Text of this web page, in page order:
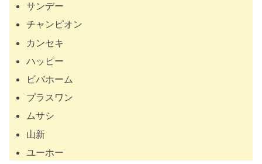
サンデー
チャンピオン
カンセキ
ハッピー
ビバホーム
プラスワン
ムサシ
山新
ユーホー